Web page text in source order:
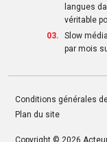
langues
véritable
Slow
par mois
Conditions générales
Plan du site